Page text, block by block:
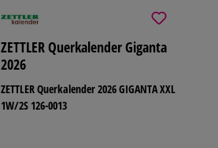
ZETTLER Querkalender Giganta
2026
ZETTLER Querkalender 2026 GIGANTA XXL
1W/2S 126-0013